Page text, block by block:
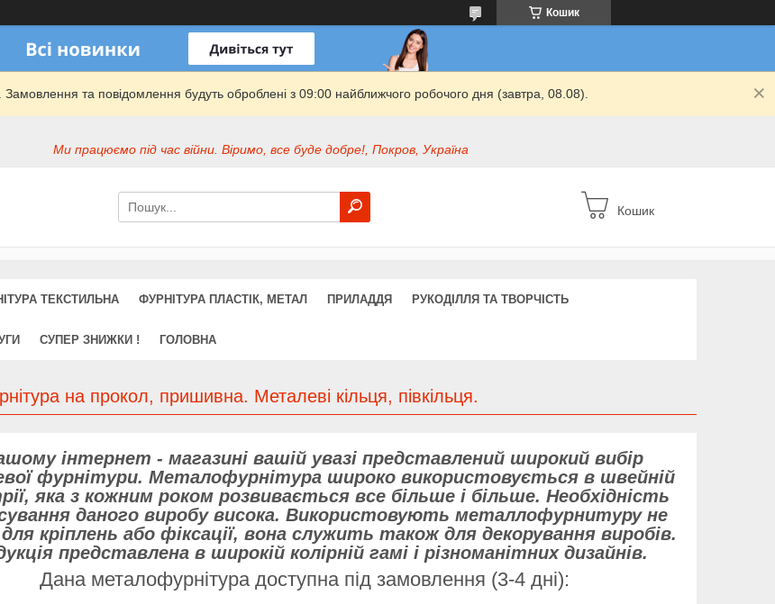
Кошик
Замовлення та повідомлення будуть оброблені з 09:00 найближчого робочого дня (завтра, 08.08).
Ми працюємо під час війни. Віримо, все буде добре!, Покров, Україна
Кошик
ТЕКСТИЛЬНА ФУРНІТУРА ПЛАСТІК, МЕТАЛ ПРИЛАДДЯ РУКОДІЛЛЯ ТА ТВОРЧІСТЬ
СУПЕР ЗНИЖКИ ! ГОЛОВНА
на прокол, пришивна. Металеві кільця, півкільця.
інтернет - магазині вашій увазі представлений широкий вибір
фурнітури. Металофурнітура широко використовується в швейній
яка з кожним роком розвивається все більше і більше. Необхідність
даного виробу висока. Використовують металлофурнитуру не
кріплень або фіксації, вона служить також для декорування виробів.
представлена в широкій колірній гамі і різноманітних дизайнів.
Дана металофурнітура доступна під замовлення (3-4 дні):